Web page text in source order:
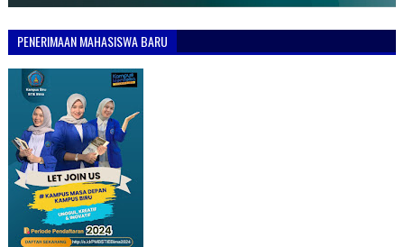
PENERIMAAN MAHASISWA BARU